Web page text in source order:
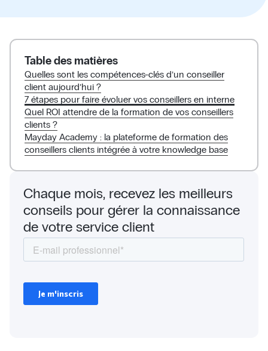
Table des matières
Quelles sont les compétences-clés d’un conseiller
client aujourd’hui ?
7 étapes pour faire évoluer vos conseillers en interne
Quel ROI attendre de la formation de vos conseillers
clients ?
Mayday Academy : la plateforme de formation des
conseillers clients intégrée à votre knowledge base
Chaque mois, recevez les meilleurs
conseils pour gérer la connaissance
de votre service client